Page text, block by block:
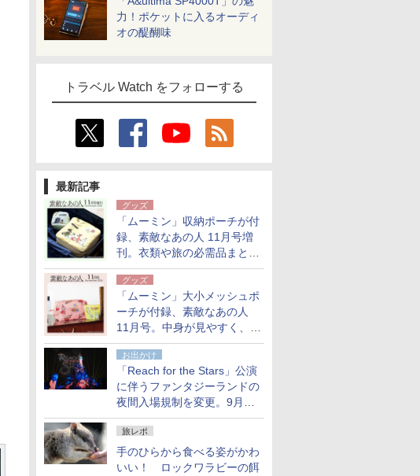
力！ポケットに入るオーディ
オの醍醐味
トラベル Watch をフォローする
最新記事
グッズ
「ムーミン」収納ポーチが付
録、素敵なあの人 11月号増
刊。衣類や旅の必需品まとま
る大小2個セット
グッズ
「ムーミン」大小メッシュポ
ーチが付録、素敵なあの人
11月号。中身が見やすく、温
泉スパにも使える
お出かけ
「Reach for the Stars」公演
に伴うファンタジーランドの
夜間入場規制を変更。9月か
ら18時50分～20時ごろに
旅レポ
手のひらから食べる姿がかわ
いい！ ロックワラビーの餌